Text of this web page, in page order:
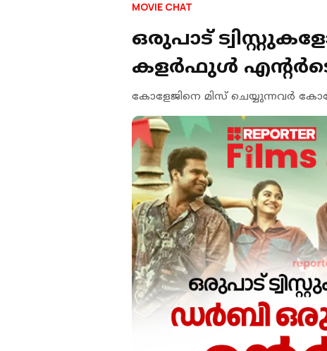
MOVIE CHAT
ഒരുപാട്
കളർഫുൾ
കോളേജിനെ മിസ് ചെയ്യുന്നവർ